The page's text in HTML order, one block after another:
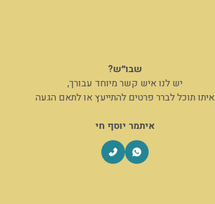
שבו״ש?
יש לנו איש קשר מיוחד עבורך,
איתו תוכל לברר פרטים להתייעץ או לתאם הגעה
איתמר יוסף חי